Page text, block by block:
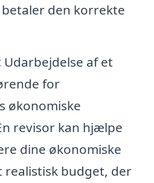
den korrekte
Udarbejdelse af et
for
økonomiske
revisor kan hjælpe
dine økonomiske
realistisk budget, der